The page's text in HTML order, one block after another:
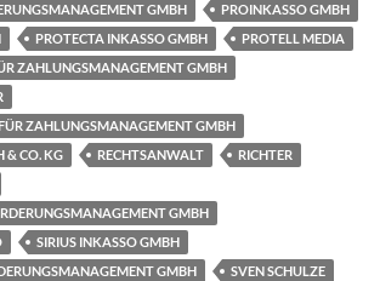
GMBH
PROINKASSO GMBH
PROTECTA INKASSO GMBH
PROTELL MEDIA
ZAHLUNGSMANAGEMENT GMBH
ZAHLUNGSMANAGEMENT GMBH
& CO. KG
RECHTSANWALT
RICHTER
GMBH
SIRIUS INKASSO GMBH
GMBH
SVEN SCHULZE